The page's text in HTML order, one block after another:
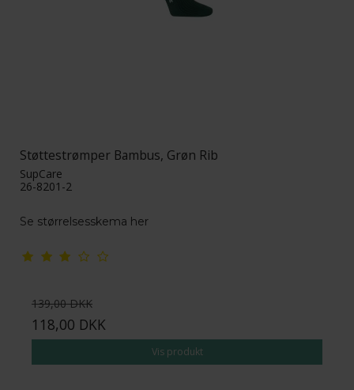
Støttestrømper Bambus, Grøn Rib
SupCare
26-8201-2
Se størrelsesskema her
139,00 DKK
118,00 DKK
Vis produkt